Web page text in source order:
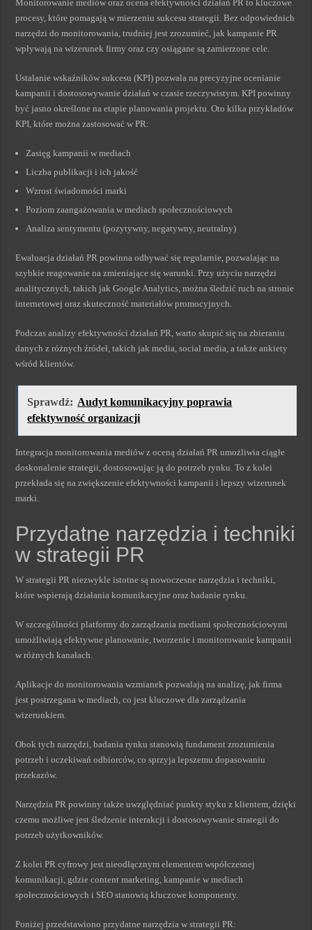
Monitorowanie mediów oraz ocena efektywności działań PR to kluczowe
procesy, które pomagają w mierzeniu sukcesu strategii. Bez odpowiednich
narzędzi do monitorowania, trudniej jest zrozumieć, jak kampanie PR
wpływają na wizerunek firmy oraz czy osiągane są zamierzone cele.
Ustalanie wskaźników sukcesu (KPI) pozwala na precyzyjne ocenianie
kampanii i dostosowywanie działań w czasie rzeczywistym. KPI powinny
być jasno określone na etapie planowania projektu. Oto kilka przykładów
KPI, które można zastosować w PR:
Zasięg kampanii w mediach
Liczba publikacji i ich jakość
Wzrost świadomości marki
Poziom zaangażowania w mediach społecznościowych
Analiza sentymentu (pozytywny, negatywny, neutralny)
Ewaluacja działań PR powinna odbywać się regularnie, pozwalając na
szybkie reagowanie na zmieniające się warunki. Przy użyciu narzędzi
analitycznych, takich jak Google Analytics, można śledzić ruch na stronie
internetowej oraz skuteczność materiałów promocyjnych.
Podczas analizy efektywności działań PR, warto skupić się na zbieraniu
danych z różnych źródeł, takich jak media, social media, a także ankiety
wśród klientów.
Sprawdź: Audyt komunikacyjny poprawia
efektywność organizacji
Integracja monitorowania mediów z oceną działań PR umożliwia ciągłe
doskonalenie strategii, dostosowując ją do potrzeb rynku. To z kolei
przekłada się na zwiększenie efektywności kampanii i lepszy wizerunek
marki.
Przydatne narzędzia i techniki
w strategii PR
W strategii PR niezwykle istotne są nowoczesne narzędzia i techniki,
które wspierają działania komunikacyjne oraz badanie rynku.
W szczególności platformy do zarządzania mediami społecznościowymi
umożliwiają efektywne planowanie, tworzenie i monitorowanie kampanii
w różnych kanałach.
Aplikacje do monitorowania wzmianek pozwalają na analizę, jak firma
jest postrzegana w mediach, co jest kluczowe dla zarządzania
wizerunkiem.
Obok tych narzędzi, badania rynku stanowią fundament zrozumienia
potrzeb i oczekiwań odbiorców, co sprzyja lepszemu dopasowaniu
przekazów.
Narzędzia PR powinny także uwzględniać punkty styku z klientem, dzięki
czemu możliwe jest śledzenie interakcji i dostosowywanie strategii do
potrzeb użytkowników.
Z kolei PR cyfrowy jest nieodłącznym elementem współczesnej
komunikacji, gdzie content marketing, kampanie w mediach
społecznościowych i SEO stanowią kluczowe komponenty.
Poniżej przedstawiono przydatne narzędzia w strategii PR: